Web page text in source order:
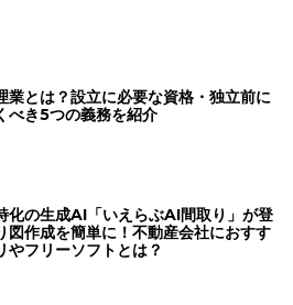
業とは？設立に必要な資格・独立前に
べき5つの義務を紹介
化の生成AI「いえらぶAI間取り」が登
図作成を簡単に！不動産会社におすす
やフリーソフトとは？